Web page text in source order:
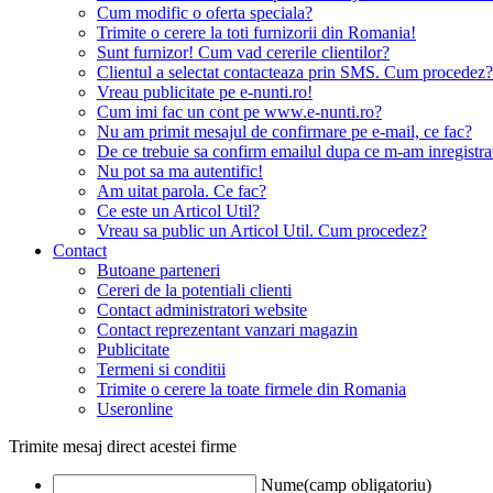
Cum modific o oferta speciala?
Trimite o cerere la toti furnizorii din Romania!
Sunt furnizor! Cum vad cererile clientilor?
Clientul a selectat contacteaza prin SMS. Cum procedez?
Vreau publicitate pe e-nunti.ro!
Cum imi fac un cont pe www.e-nunti.ro?
Nu am primit mesajul de confirmare pe e-mail, ce fac?
De ce trebuie sa confirm emailul dupa ce m-am
Nu pot sa ma autentific!
Am uitat parola. Ce fac?
Ce este un Articol Util?
Vreau sa public un Articol Util. Cum procedez?
Contact
Butoane parteneri
Cereri de la potentiali clienti
Contact administratori website
Contact reprezentant vanzari magazin
Publicitate
Termeni si conditii
Trimite o cerere la toate firmele din Romania
Useronline
Trimite mesaj direct acestei firme
Nume(camp obligatoriu)